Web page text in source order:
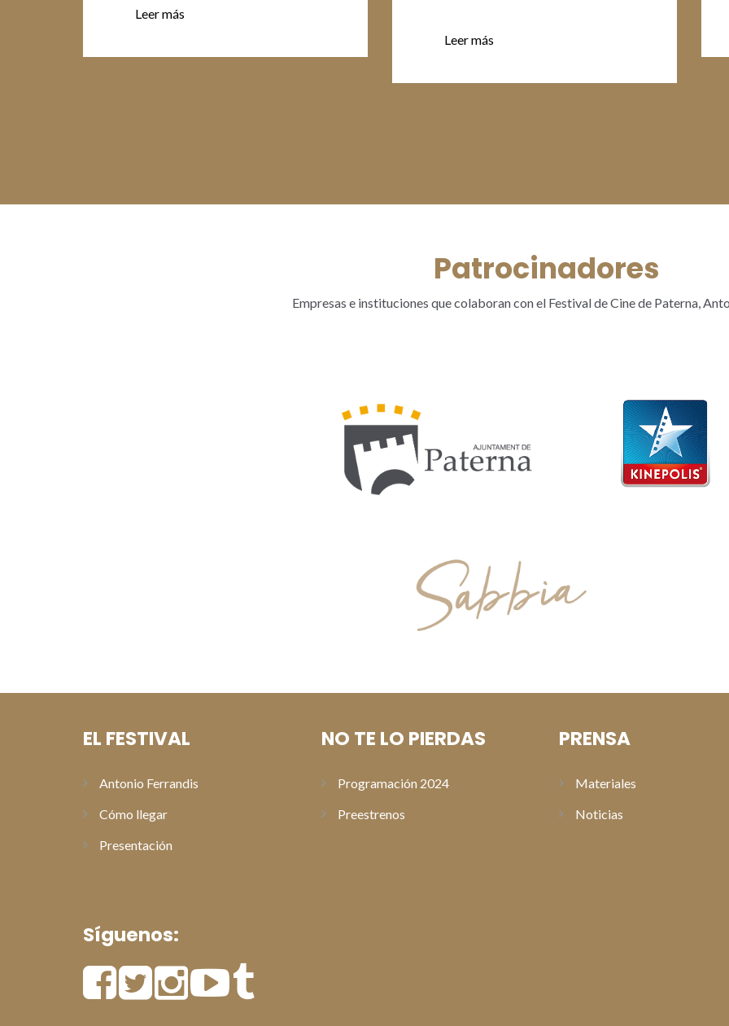
Leer más
Leer más
Patrocinadores
Empresas e instituciones que colaboran con el Festival de Cine de Paterna,
EL FESTIVAL
Antonio Ferrandis
Cómo llegar
Presentación
Síguenos:
NO TE LO PIERDAS
Programación 2024
Preestrenos
PRENSA
Materiales
Noticias